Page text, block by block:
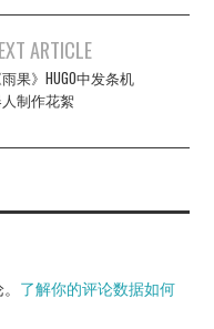
ARTICLE
雨果》HUGO中发条机
制作花絮
了解你的评论数据如何